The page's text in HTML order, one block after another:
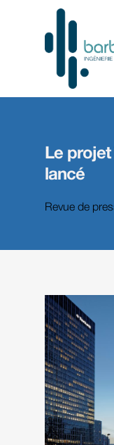
Le
lancé
Revue de